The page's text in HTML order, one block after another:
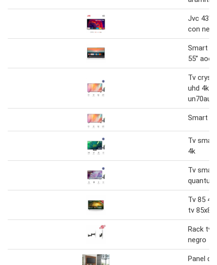
Jvc 43"
con
Smart
55” aoc
Tv
uhd 4k
Smart tv
Tv
4k
Tv
Tv 85
tv
Rack tv
negro
Panel